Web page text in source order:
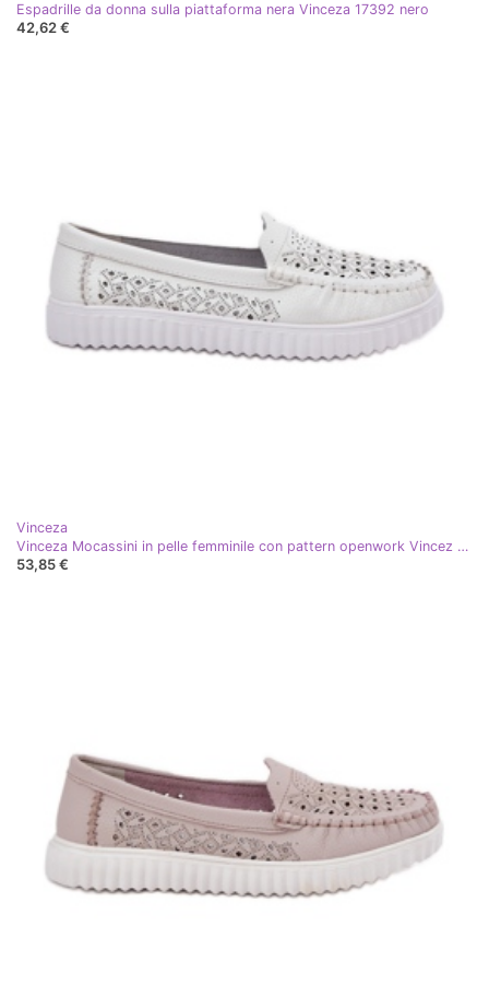
Espadrille da donna sulla piattaforma nera Vinceza 17392 nero
42,62 €
Vinceza
Vinceza Mocassini in pelle femminile con pattern openwork Vincez 88028 Bianco
53,85 €